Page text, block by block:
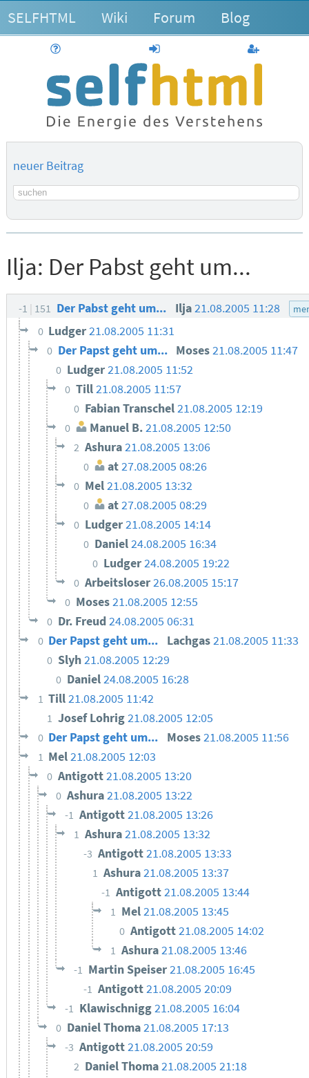
SELFHTML Wiki Forum Blog
anmelden
neuer Beitrag
Suchbegriff
Ilja: Der Pabst geht um...
-1 151 Der Pabst geht um... Ilja21.08.2005 11:28
0 Ludger21.08.2005 11:31
0 Der Papst geht um... Moses21.08.2005 11:47
0 Ludger21.08.2005 11:52
0 Till21.08.2005 11:57
0 Fabian Transchel21.08.2005 12:19
0 Manuel B.21.08.2005 12:50
2 Ashura21.08.2005 13:06
0 at27.08.2005 08:26
0 Mel21.08.2005 13:32
0 at27.08.2005 08:29
0 Ludger21.08.2005 14:14
0 Daniel24.08.2005 16:34
0 Ludger24.08.2005 19:22
0 Arbeitsloser26.08.2005 15:17
0 Moses21.08.2005 12:55
0 Dr. Freud 24.08.2005 06:31
0 Der Papst geht um... Lachgas21.08.2005 11:33
0 Slyh21.08.2005 12:29
0 Daniel24.08.2005 16:28
1 Till21.08.2005 11:42
1 Josef Lohrig21.08.2005 12:05
0 Der Papst geht um... Moses21.08.2005 11:56
1 Mel21.08.2005 12:03
0 Antigott21.08.2005 13:20
0 Ashura21.08.2005 13:22
-1 Antigott21.08.2005 13:26
1 Ashura21.08.2005 13:32
-3 Antigott21.08.2005 13:33
1 Ashura21.08.2005 13:37
-1 Antigott21.08.2005 13:44
1 Mel21.08.2005 13:45
0 Antigott21.08.2005 14:02
1 Ashura21.08.2005 13:46
-1 Martin Speiser21.08.2005 16:45
-1 Antigott21.08.2005 20:09
-1 Klawischnigg21.08.2005 16:04
0 Daniel Thoma21.08.2005 17:13
-3 Antigott21.08.2005 20:59
2 Daniel Thoma21.08.2005 21:18